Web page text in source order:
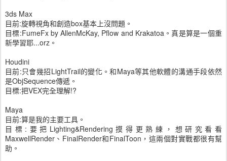
3ds Max
目前:旋轉視角和創造box基本上沒問題。
目標:FumeFx by AllenMcKay, Pflow and Krakatoa。真是算是一個重
新學習耶...orz。
Houdini
目前:只會幾招LightTrail的變化。和Maya等其他軟體的溝通手段依然
是ObjSequence傳遞。
目標:把VEX完全理解!?
Maya
目前:算是我的主要工具。
目標:要把Lighting&Rendering摸得更熟練，想研究看看
MaxwellRender、FinalRender和FinalToon，這兩個對實戰都很有幫
助。